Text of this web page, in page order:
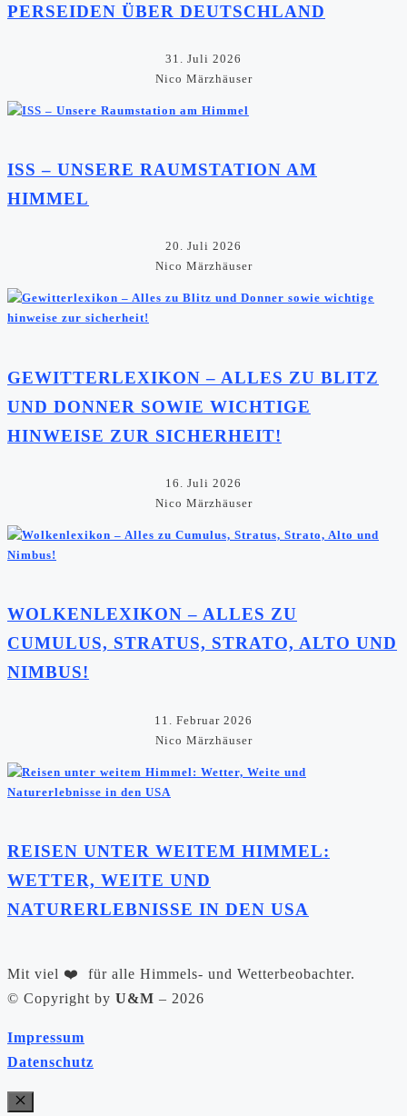
PERSEIDEN ÜBER DEUTSCHLAND
31. Juli 2026
Nico Märzhäuser
ISS – UNSERE RAUMSTATION AM
HIMMEL
20. Juli 2026
Nico Märzhäuser
GEWITTERLEXIKON – ALLES ZU BLITZ
UND DONNER SOWIE WICHTIGE
HINWEISE ZUR SICHERHEIT!
16. Juli 2026
Nico Märzhäuser
WOLKENLEXIKON – ALLES ZU
CUMULUS, STRATUS, STRATO, ALTO UND
NIMBUS!
11. Februar 2026
Nico Märzhäuser
REISEN UNTER WEITEM HIMMEL:
WETTER, WEITE UND
NATURERLEBNISSE IN DEN USA
Mit viel ❤️ für alle Himmels- und Wetterbeobachter.
©️ Copyright by U&M – 2026
Impressum
Datenschutz